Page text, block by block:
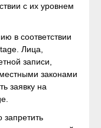
с их уровнем
в соответствии
Лица,
записи,
законами
заявку на
запретить